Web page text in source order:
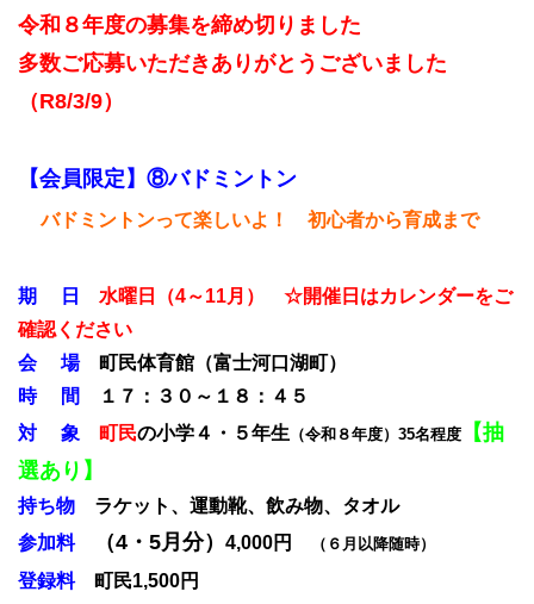
令和８年度の募集を締め切りました
多数ご応募いただきありがとうございました
（R8/3/9）
【会員限定】⑧バドミントン
バドミントンって楽しいよ！ 初心者から育成まで
期 日 水曜日（4～11月） ☆開催日はカレンダーをご
確認ください
会 場 町民体育館 （富士河口湖町）
時 間
１７：３０～１８：４５
対 象 町民の小学４・５年生 （令和８年度）35名程度
【抽
選あり】
持ち物 ラケット、運動靴、飲み物、タオル
参加料
（4・5月分） 4,000円 （ ６月以降随時）
登録料 町民1,500円